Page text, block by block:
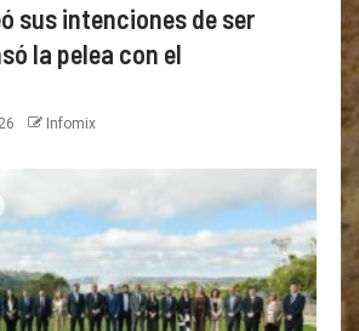
sus intenciones de ser
la pelea con el
Infomix